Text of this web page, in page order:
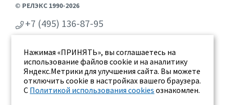
Нажимая «ПРИНЯТЬ», вы соглашаетесь на
использование файлов cookie и на аналитику
Яндекс.Метрики для улучшения сайта. Вы можете
отключить cookie в настройках вашего браузера.
С Политикой использования cookies ознакомлен.
© РЕЛЭКС 1990-2026
+7 (495) 136-87-95
г. Воронеж, ул. Бахметьева 2Б